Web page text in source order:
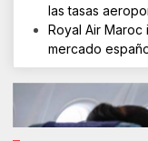
las tasas
Royal Air Maroc
mercado